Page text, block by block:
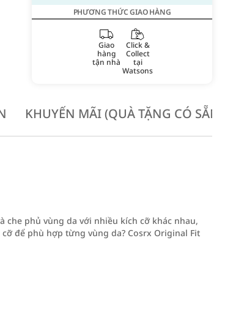
PHƯƠNG THỨC GIAO HÀNG
Giao
hàng
tận nhà
Click &
Collect
tại
Watsons
KHUYẾN MÃI (QUÀ TẶNG CÓ SẴN
che phủ vùng da với nhiều kích cỡ khác nhau,
để phù hợp từng vùng da? Cosrx Original Fit